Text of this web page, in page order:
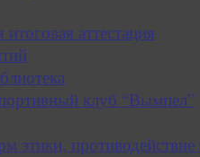
итоговая аттестация
клуб “Вымпел”
этики,